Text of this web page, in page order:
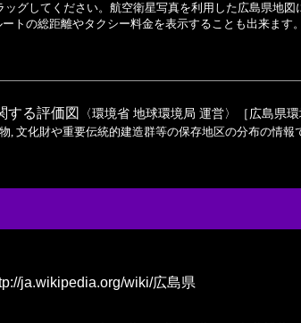
グしてください。航空衛星写真を利用した広島県地
トの総距離やタクシー料金を表示することも出来ます。
する評価図 〈環境省 地球環境局 運営〉［広島県環
文化財や重要伝統的建造群等の保存地区の分布の情
ja.wikipedia.org/wiki/広島県